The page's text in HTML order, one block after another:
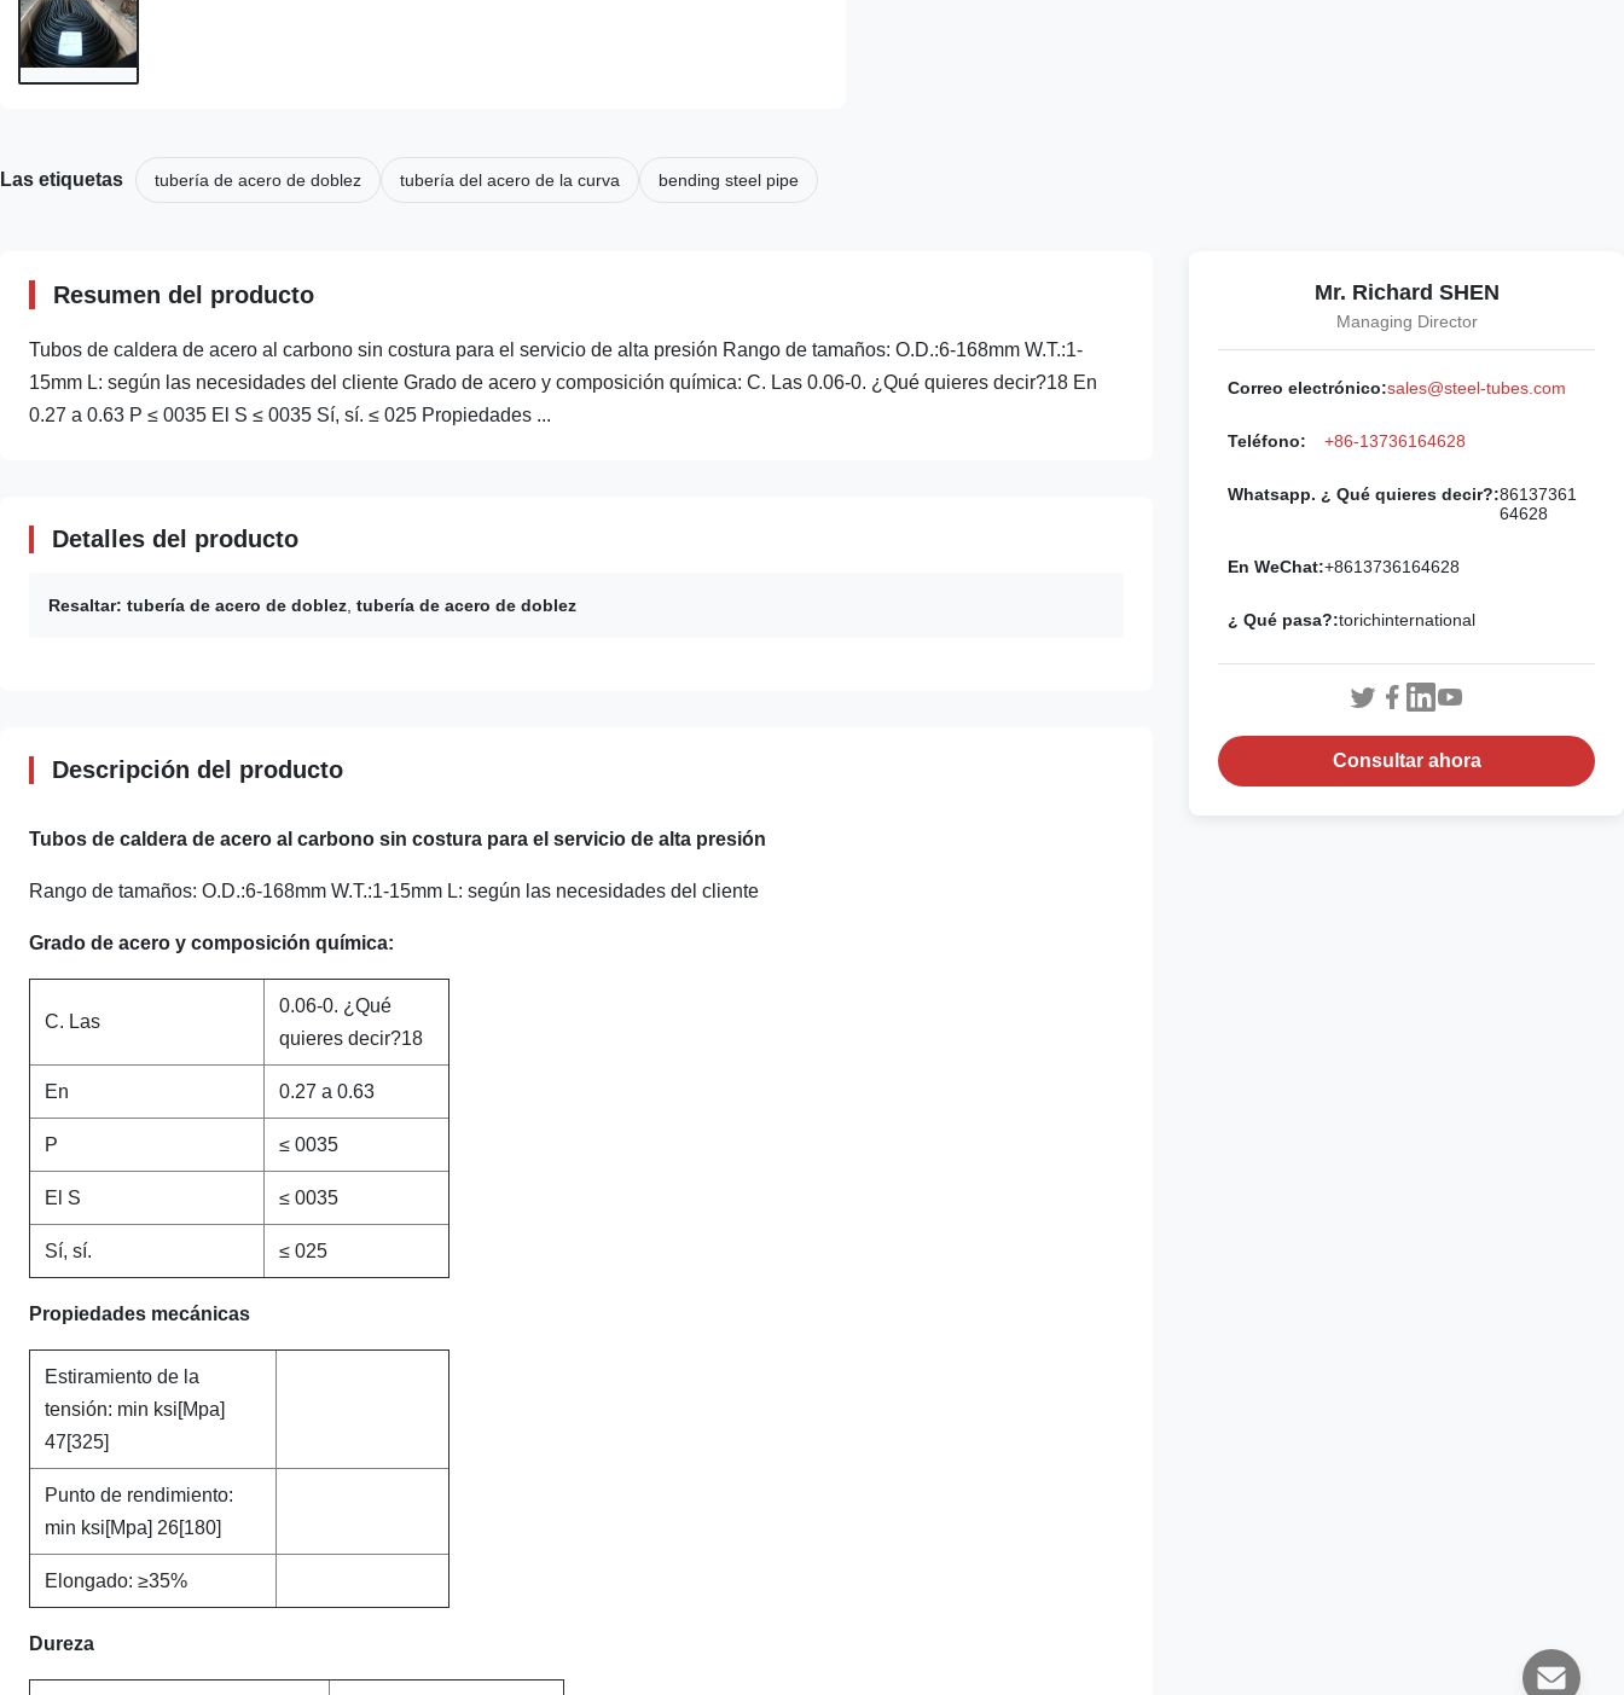
Las etiquetas tubería de acero de doblez tubería del acero de la curva bending steel pipe
Resumen del producto
Tubos de caldera de acero al carbono sin costura para el servicio de alta presión Rango de tamaños: O.D.:6-168mm W.T.:1-
15mm L: según las necesidades del cliente Grado de acero y composición química: C. Las 0.06-0. ¿Qué quieres decir?18 En
0.27 a 0.63 P ≤ 0035 El S ≤ 0035 Sí, sí. ≤ 025 Propiedades ...
Detalles del producto
Resaltar: tubería de acero de doblez, tubería de acero de doblez
Descripción del producto
Tubos de caldera de acero al carbono sin costura para el servicio de alta presión
Rango de tamaños: O.D.:6-168mm W.T.:1-15mm L: según las necesidades del cliente
Grado de acero y composición química:
C. Las
0.06-0. ¿Qué
quieres decir?18
En 0.27 a 0.63
P ≤ 0035
El S ≤ 0035
Sí, sí. ≤ 025
Propiedades mecánicas
Estiramiento de la
tensión: min ksi[Mpa]
47[325]
Punto de rendimiento:
min ksi[Mpa] 26[180]
Elongado: ≥35%
Dureza
Mr. Richard SHEN
Managing Director
Correo electrónico:sales@steel-tubes.com
Teléfono: +86-13736164628
Whatsapp. ¿ Qué quieres decir?:86137361
64628
En WeChat:+8613736164628
¿ Qué pasa?:torichinternational
Consultar ahora